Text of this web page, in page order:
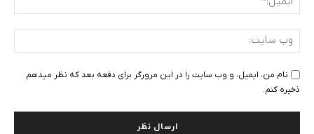
نام من، ایمیل، و وب سایت را در این مرورگر برای دفعه بعد که نظر میدهم
ذخیره کنم.